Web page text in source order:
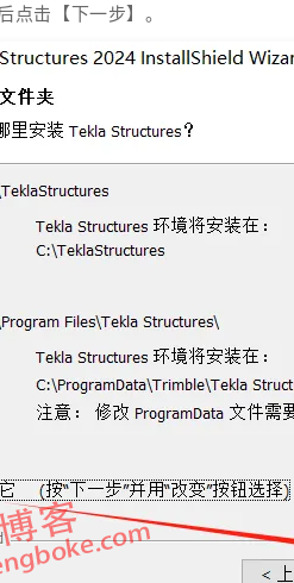
点击【下一步】 。